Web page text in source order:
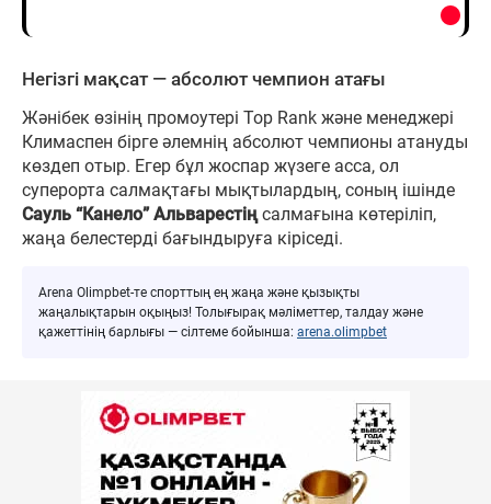
Негізгі мақсат — абсолют чемпион атағы
Жәнібек өзінің промоутері Top Rank және менеджері
Климаспен бірге әлемнің абсолют чемпионы атануды
көздеп отыр. Егер бұл жоспар жүзеге асса, ол
суперорта салмақтағы мықтылардың, соның ішінде
Сауль “Канело” Альварестіңсалмағына көтеріліп,
жаңа белестерді бағындыруға кіріседі.
Arena Olimpbet-те спорттың ең жаңа және қызықты
жаңалықтарын оқыңыз! Толығырақ мәліметтер, талдау және
қажеттінің барлығы — сілтеме бойынша: arena.olimpbet